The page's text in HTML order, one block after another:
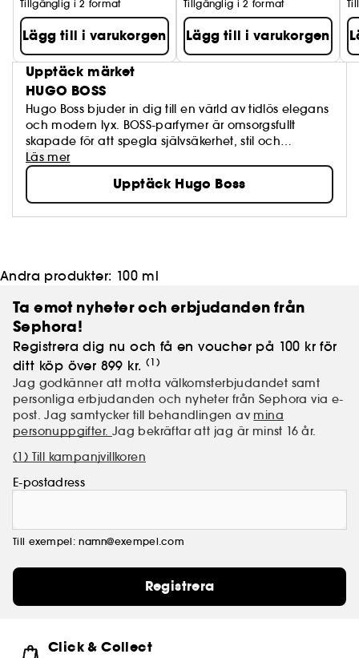
Tillgänglig i 2 format
Lägg till i varukorgen
Tillgänglig i 2 format
Lägg till i varukorgen
Upptäck märket
HUGO BOSS
Hugo Boss bjuder in dig till en värld av tidlös elegans
och modern lyx. BOSS-parfymer är omsorgsfullt
skapade för att spegla självsäkerhet, stil och
personlighet – från kraftfulla, maskulina toner till
eleganta, feminina dofter. Varje doft är noggrant
komponerad för att framhäva bärarens unika
uttryck. Utforska klassiker som Bottled EdT, den nya
Bottled Beyond och favoriten The Scent – dofter som
Läs mer
Upptäck Hugo Boss
Andra produkter: 100 ml
Ta emot nyheter och erbjudanden från
Sephora!
Registrera dig nu och få en voucher på 100 kr för
ditt köp över 899 kr. (1)
Jag godkänner att motta välkomsterbjudandet samt
personliga erbjudanden och nyheter från Sephora via e-
post. Jag samtycker till behandlingen av mina
personuppgifter. Jag bekräftar att jag är minst 16 år.
(1) Till kampanjvillkoren
E-postadress
Till exempel: namn@exempel.com
Registrera
Click & Collect